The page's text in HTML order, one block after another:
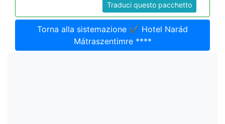
Traduci questo pacchetto
Torna alla sistemazione ✔️ Hotel Narád
Mátraszentimre ****